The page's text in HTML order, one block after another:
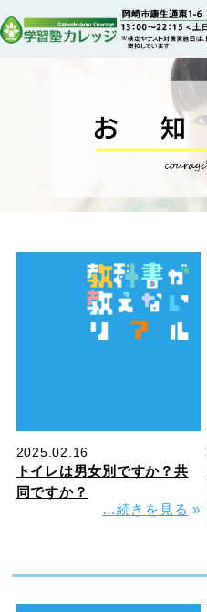
2025.02.16
トイレは男女別ですか？共
同ですか？
…続きを見る »